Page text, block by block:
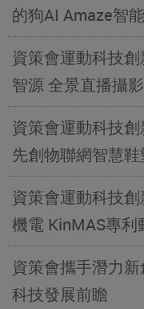
的狗AI Amaze智
資策會運動科技
智源 全景直播攝
資策會運動科技
先創物聯網智慧鞋
資策會運動科技
機電 KinMAS專利
資策會攜手潛力
科技發展前瞻